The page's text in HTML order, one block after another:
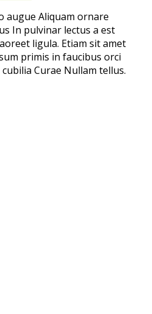
augue Aliquam ornare
In pulvinar lectus a est
ligula. Etiam sit amet
primis in faucibus orci
Curae Nullam tellus.